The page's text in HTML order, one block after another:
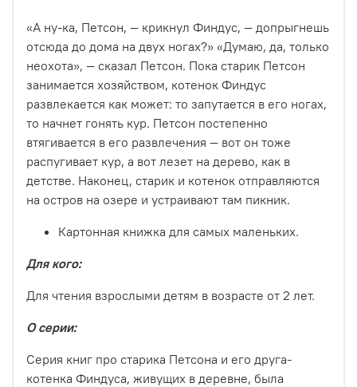
«А ну-ка, Петсон, — крикнул Финдус, — допрыгнешь
отсюда до дома на двух ногах?» «Думаю, да, только
неохота», — сказал Петсон. Пока старик Петсон
занимается хозяйством, котенок Финдус
развлекается как может: то запутается в его ногах,
то начнет гонять кур. Петсон постепенно
втягивается в его развлечения — вот он тоже
распугивает кур, а вот лезет на дерево, как в
детстве. Наконец, старик и котенок отправляются
на остров на озере и устраивают там пикник.
Картонная книжка для самых маленьких.
Для кого:
Для чтения взрослыми детям в возрасте от 2 лет.
О серии:
Серия книг про старика Петсона и его друга-
котенка Финдуса, живущих в деревне, была